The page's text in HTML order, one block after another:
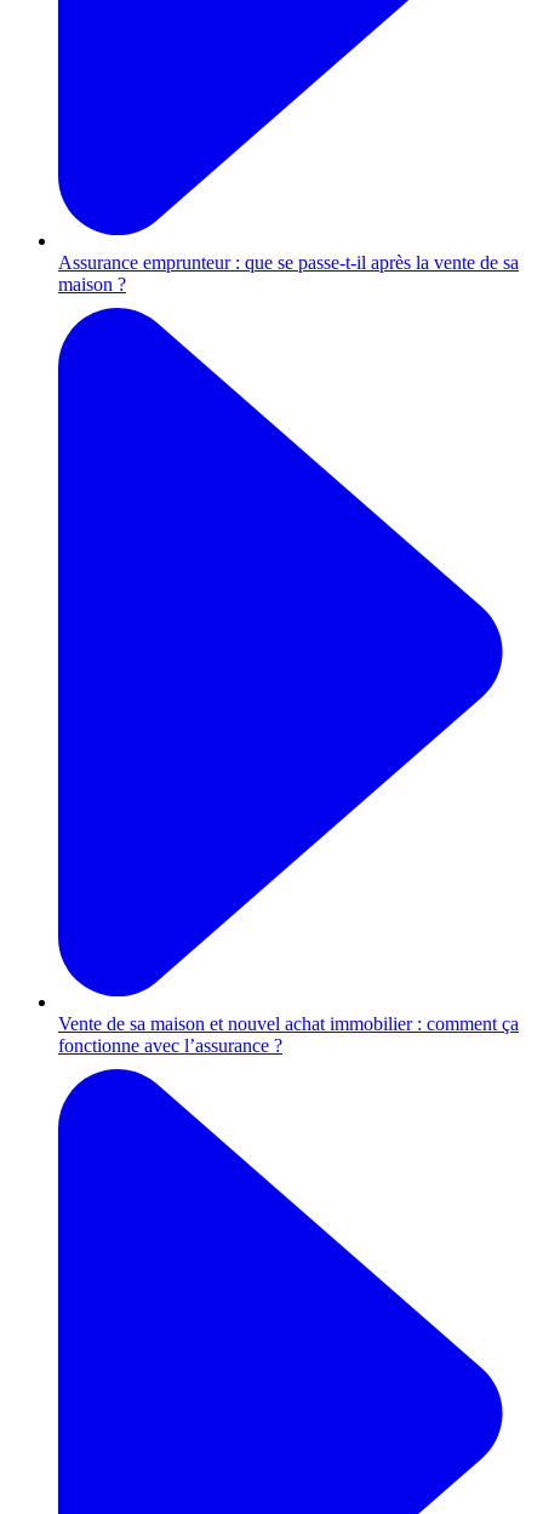
Assurance emprunteur : que se passe-t-il après la vente de sa
maison ?
Vente de sa maison et nouvel achat immobilier : comment ça
fonctionne avec l’assurance ?